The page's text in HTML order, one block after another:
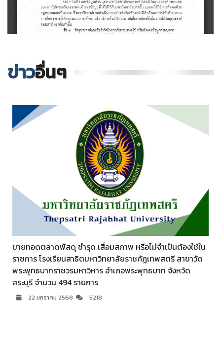
ข่าวอื่นๆ
ขายทอดตลาดพัสดุ ชำรุด เสื่อมสภาพ หรือไม่จำเป็นต้องใช้ใน
ราชการ โรงเรียนสาธิตมหาวิทยาลัยราชภัฏเทพสตรี สาขาวัด
พระพุทธบาทราชวรมหาวิหาร อำเภอพระพุทธบาท จังหวัด
สระบุรี จำนวน 494 รายการ
22 มกราคม 2568 5218